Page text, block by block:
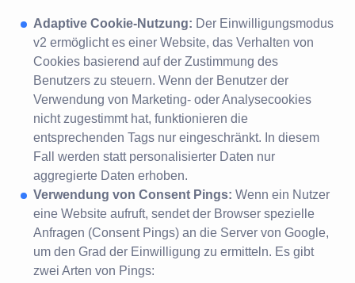
Adaptive Cookie-Nutzung: Der Einwilligungsmodus
v2 ermöglicht es einer Website, das Verhalten von
Cookies basierend auf der Zustimmung des
Benutzers zu steuern. Wenn der Benutzer der
Verwendung von Marketing- oder Analysecookies
nicht zugestimmt hat, funktionieren die
entsprechenden Tags nur eingeschränkt. In diesem
Fall werden statt personalisierter Daten nur
aggregierte Daten erhoben.
Verwendung von Consent Pings: Wenn ein Nutzer
eine Website aufruft, sendet der Browser spezielle
Anfragen (Consent Pings) an die Server von Google,
um den Grad der Einwilligung zu ermitteln. Es gibt
zwei Arten von Pings: